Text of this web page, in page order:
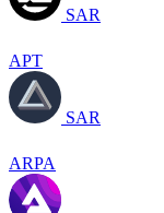
SAR
APT
SAR
ARPA